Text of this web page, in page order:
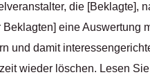
die [Beklagte],
eine Auswertung
und damit
wieder löschen. Lesen Sie